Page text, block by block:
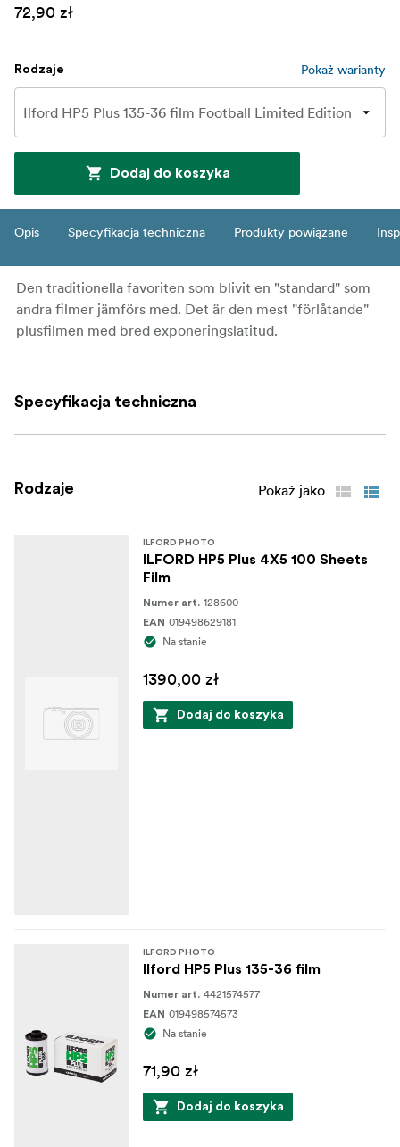
72,90 zł
Rodzaje Pokaż warianty
Dodaj do koszyka
Opis Specyfikacja techniczna Produkty powiązane
Den traditionella favoriten som blivit en "standard" som
andra filmer jämförs med. Det är den mest "förlåtande"
plusfilmen med bred exponeringslatitud.
Specyfikacja techniczna
Rodzaje Pokaż jako
ILFORD PHOTO
ILFORD HP5 Plus 4X5 100 Sheets
Film
Numer art. 128600
EAN 019498629181
Na stanie
1390,00 zł
Dodaj do koszyka
ILFORD PHOTO
Ilford HP5 Plus 135-36 film
Numer art. 4421574577
EAN 019498574573
Na stanie
71,90 zł
Dodaj do koszyka